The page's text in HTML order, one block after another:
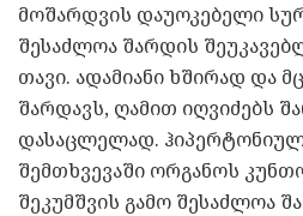
მოშარდვის დაუოკებელი
შესაძლოა შარდის
თავი. ადამიანი ხშირად და
შარდავს, ღამით იღვიძებს
დასაცლელად.
შემთხვევაში ორგანოს
შეკუმშვის გამო შესაძლოა